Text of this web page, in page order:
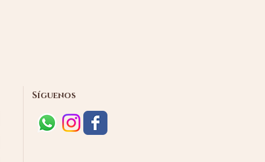
Síguenos